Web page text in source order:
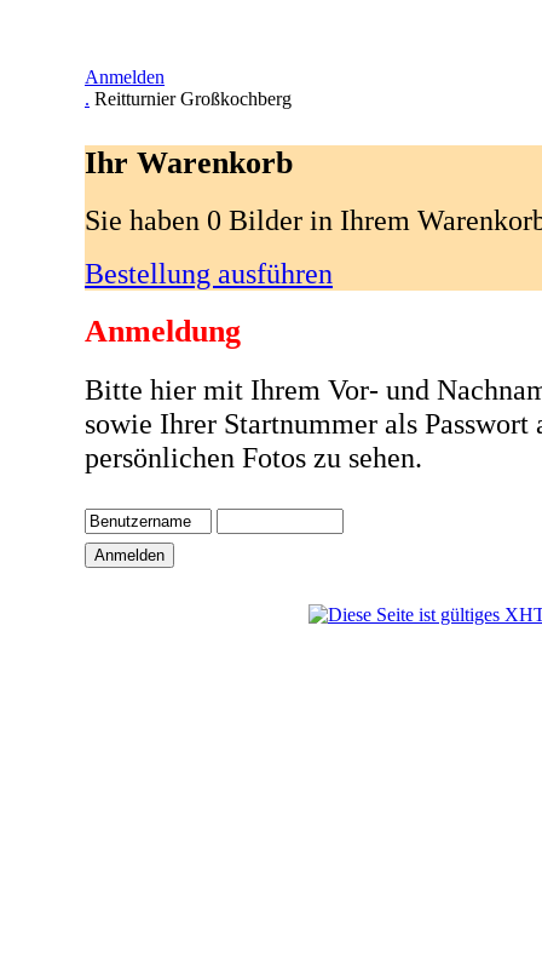
Anmelden
. Reitturnier Großkochberg
Ihr Warenkorb
Sie haben 0 Bilder in Ihrem
Bestellung ausführen
Anmeldung
Bitte hier mit Ihrem Vor- und
sowie Ihrer Startnummer als Passwort
persönlichen Fotos zu sehen.